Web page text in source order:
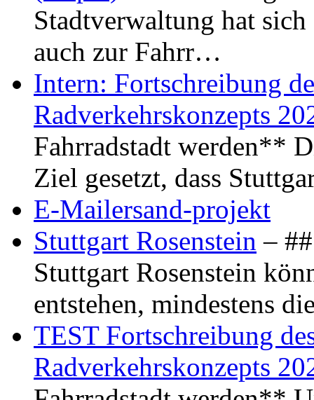
Stadtverwaltung hat
auch zur Fahrr…
Intern: Fortschreibung
Radverkehrskonzepts
Fahrradstadt werden**
Ziel gesetzt, dass
E-Mailersand-projekt
Stuttgart Rosenstein –
Stuttgart Rosenstein
entstehen, mindestens
TEST Fortschreibung
Radverkehrskonzepts